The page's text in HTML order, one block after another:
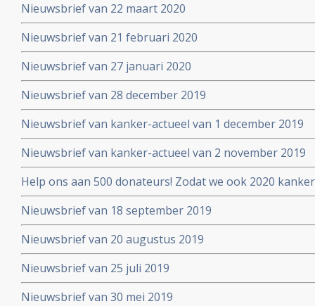
Nieuwsbrief van 22 maart 2020
Nieuwsbrief van 21 februari 2020
Nieuwsbrief van 27 januari 2020
Nieuwsbrief van 28 december 2019
Nieuwsbrief van kanker-actueel van 1 december 2019
Nieuwsbrief van kanker-actueel van 2 november 2019
Help ons aan 500 donateurs! Zodat we ook 2020
voortzetten
Nieuwsbrief van 18 september 2019
Nieuwsbrief van 20 augustus 2019
Nieuwsbrief van 25 juli 2019
Nieuwsbrief van 30 mei 2019